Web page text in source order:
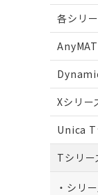
各シリ
Xシリー
Unica T
Tシリー
シリ